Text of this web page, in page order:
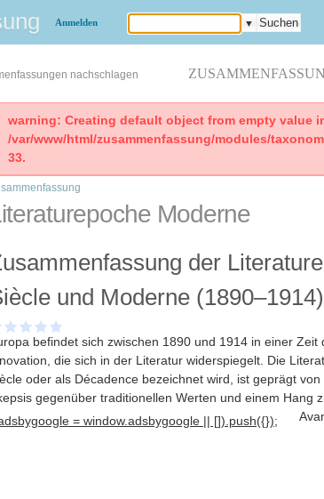
Anmelden ▼
nachschlagen
warning: Creating default object from empty value
/var/www/html/zusammenfassung/modules/
33.
Moderne
der
und Moderne (1890–1914)
befindet sich zwischen 1890 und 1914 in einer Zeit
die sich in der Literatur widerspiegelt. Die
oder als Décadence bezeichnet wird, ist geprägt
gegenüber traditionellen Werten und einem Hang
= window.adsbygoogle || []).push({});